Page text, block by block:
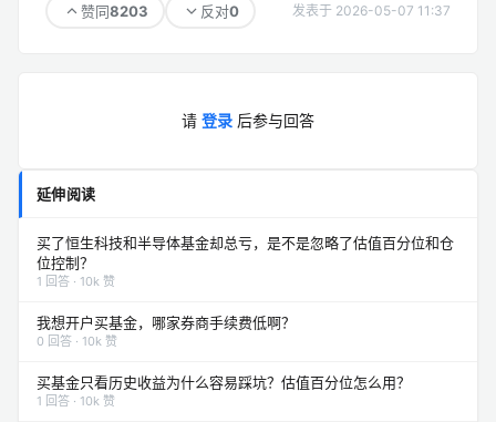
赞同8203 反对0 发表于 2026-05-07 11:37
请 登录 后参与回答
延伸阅读
买了恒生科技和半导体基金却总亏，是不是忽略了估值百分位和仓
位控制？
1 回答 · 10k 赞
我想开户买基金，哪家券商手续费低啊？
0 回答 · 10k 赞
买基金只看历史收益为什么容易踩坑？估值百分位怎么用？
1 回答 · 10k 赞